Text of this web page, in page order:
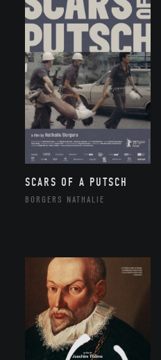
SCARS OF A PUTSCH
BORGERS NATHALIE